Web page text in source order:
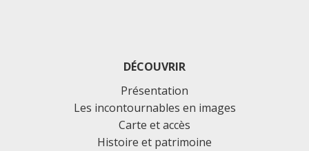
DÉCOUVRIR
Présentation
Les incontournables en images
Carte et accès
Histoire et patrimoine